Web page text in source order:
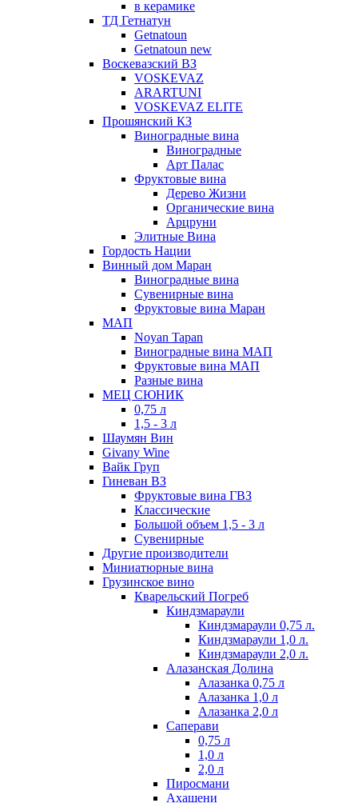
в керамике
ТД Гетнатун
Getnatoun
Getnatoun new
Воскевазский ВЗ
VOSKEVAZ
ARARTUNI
VOSKEVAZ ELITE
Прошянский КЗ
Виноградные вина
Виноградные
Арт Палас
Фруктовые вина
Дерево Жизни
Органические вина
Арцруни
Элитные Вина
Гордость Нации
Винный дом Маран
Виноградные вина
Сувенирные вина
Фруктовые вина Маран
МАП
Noyan Tapan
Виноградные вина МАП
Фруктовые вина МАП
Разные вина
МЕЦ СЮНИК
0,75 л
1,5 - 3 л
Шаумян Вин
Givany Wine
Вайк Груп
Гиневан ВЗ
Фруктовые вина ГВЗ
Классические
Большой объем 1,5 - 3 л
Сувенирные
Другие производители
Миниатюрные вина
Грузинское вино
Кварельский Погреб
Киндзмараули
Киндзмараули 0,75 л.
Киндзмараули 1,0 л.
Киндзмараули 2,0 л.
Алазанская Долина
Алазанка 0,75 л
Алазанка 1,0 л
Алазанка 2,0 л
Саперави
0,75 л
1,0 л
2,0 л
Пиросмани
Ахашени